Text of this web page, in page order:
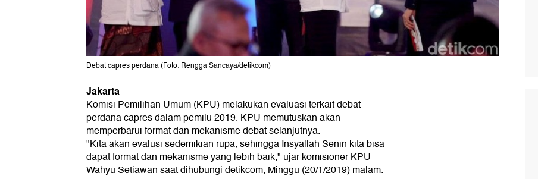
Debat capres perdana (Foto: Rengga Sancaya/detikcom)
Jakarta-
Komisi Pemilihan Umum (KPU) melakukan evaluasi terkait debat
perdana capres dalam pemilu 2019. KPU memutuskan akan
memperbarui format dan mekanisme debat selanjutnya.
"Kita akan evalusi sedemikian rupa, sehingga Insyallah Senin kita bisa
dapat format dan mekanisme yang lebih baik," ujar komisioner KPU
Wahyu Setiawan saat dihubungi detikcom, Minggu (20/1/2019) malam.